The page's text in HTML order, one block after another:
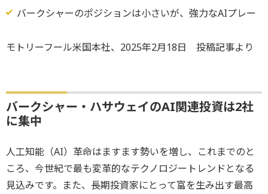
バークシャーのポジションは小さいが、強力なAIプレー
モトリーフール米国本社、2025年2月18日 投稿記事より
バークシャー・ハサウェイのAI関連投資は2社
に集中
人工知能（AI）革命はますます勢いを増し、これまでのと
ころ、今世紀で最も変革的なテクノロジートレンドとなる
見込みです。また、長期投資家にとって富を生み出す最高